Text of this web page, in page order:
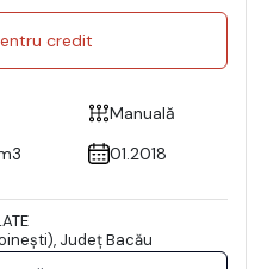
credit
Manuală
01.2018
Județ Bacău